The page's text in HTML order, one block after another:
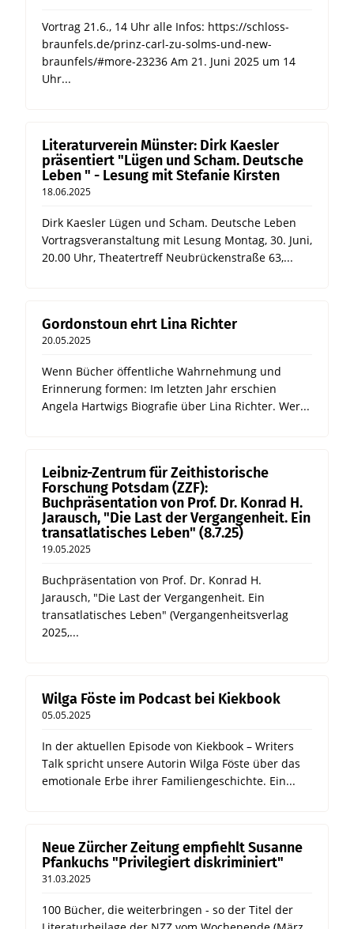
Vortrag 21.6., 14 Uhr alle Infos: https://schloss-
braunfels.de/prinz-carl-zu-solms-und-new-
braunfels/#more-23236 Am 21. Juni 2025 um 14
Uhr...
Literaturverein Münster: Dirk Kaesler
präsentiert "Lügen und Scham. Deutsche
Leben " - Lesung mit Stefanie Kirsten
18.06.2025
Dirk Kaesler Lügen und Scham. Deutsche Leben
Vortragsveranstaltung mit Lesung Montag, 30. Juni,
20.00 Uhr, Theatertreff Neubrückenstraße 63,...
Gordonstoun ehrt Lina Richter
20.05.2025
Wenn Bücher öffentliche Wahrnehmung und
Erinnerung formen: Im letzten Jahr erschien
Angela Hartwigs Biografie über Lina Richter. Wer...
Leibniz-Zentrum für Zeithistorische
Forschung Potsdam (ZZF):
Buchpräsentation von Prof. Dr. Konrad H.
Jarausch, "Die Last der Vergangenheit. Ein
transatlatisches Leben" (8.7.25)
19.05.2025
Buchpräsentation von Prof. Dr. Konrad H.
Jarausch, "Die Last der Vergangenheit. Ein
transatlatisches Leben" (Vergangenheitsverlag
2025,...
Wilga Föste im Podcast bei Kiekbook
05.05.2025
In der aktuellen Episode von Kiekbook – Writers
Talk spricht unsere Autorin Wilga Föste über das
emotionale Erbe ihrer Familiengeschichte. Ein...
Neue Zürcher Zeitung empfiehlt Susanne
Pfankuchs "Privilegiert diskriminiert"
31.03.2025
100 Bücher, die weiterbringen - so der Titel der